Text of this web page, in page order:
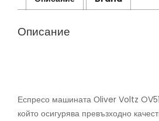
Описание
Еспресо машината Оliver Voltz
който осигурява превъзходно